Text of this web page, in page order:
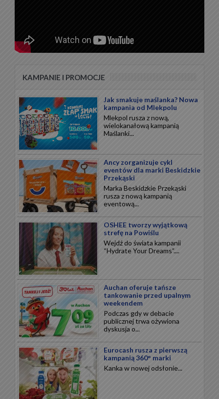
KAMPANIE I PROMOCJE
Jak smakuje maślanka? Nowa
kampania od Mlekpolu
Mlekpol rusza z nową,
wielokanałową kampanią
Maślanki...
Ancy zorganizuje cykl
eventów dla marki Beskidzkie
Przekąski
Marka Beskidzkie Przekąski
rusza z nową kampanią
eventową...
OSHEE tworzy wyjątkową
strefę na Powiślu
Wejdź do świata kampanii
“Hydrate Your Dreams”....
Auchan oferuje tańsze
tankowanie przed upalnym
weekendem
Podczas gdy w debacie
publicznej trwa ożywiona
dyskusja o...
Eurocash rusza z pierwszą
kampanią 360° marki
Kanka w nowej odsłonie...